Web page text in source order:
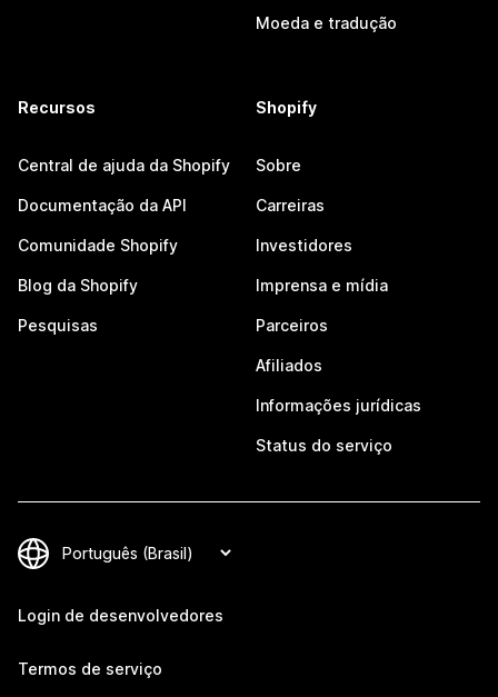
Moeda e tradução
Recursos
Central de ajuda da Shopify
Documentação da API
Comunidade Shopify
Blog da Shopify
Pesquisas
Shopify
Sobre
Carreiras
Investidores
Imprensa e mídia
Parceiros
Afiliados
Informações jurídicas
Status do serviço
Login de desenvolvedores
Termos de serviço